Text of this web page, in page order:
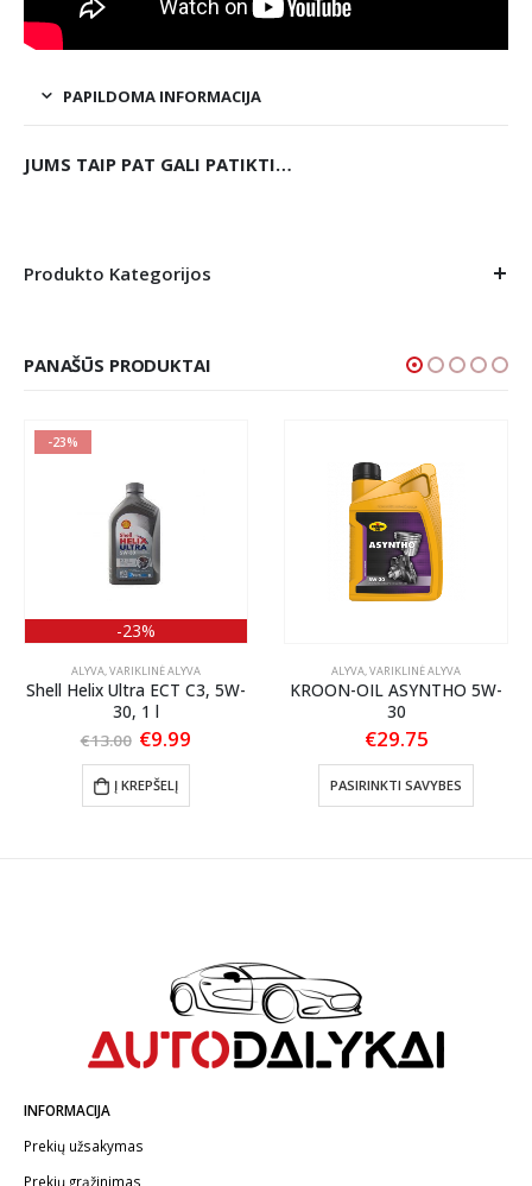
PAPILDOMA INFORMACIJA
JUMS TAIP PAT GALI PATIKTI…
Produkto Kategorijos
PANAŠŪS PRODUKTAI
-23%
-23%
ALYVA,VARIKLINĖ ALYVA
Shell Helix Ultra ECT C3, 5W-
30, 1 l
€13.00 Original
was:
€13.00.
€9.99
Į KREPŠELĮ
ALYVA,VARIKLINĖ ALYVA
KROON-OIL ASYNTHO 5W-
30
€29.75
PASIRINKTI SAVYBES
This product has multiple variants. The options may be chosen on the product page
INFORMACIJA
Prekių užsakymas
Prekių grąžinimas